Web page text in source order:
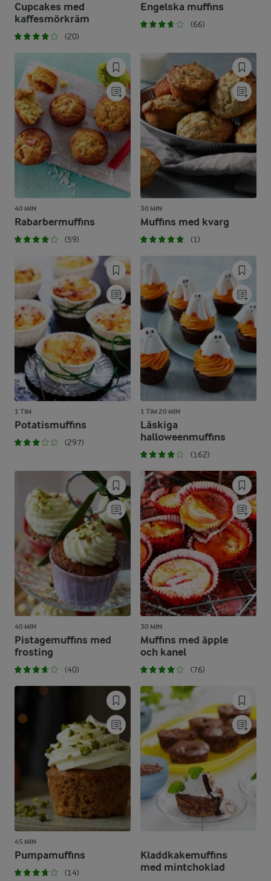
Cupcakes med
kaffesmörkräm
(20)
Engelska muffins
(66)
40 MIN
Rabarbermuffins
(59)
30 MIN
Muffins med kvarg
(1)
1 TIM
Potatismuffins
(297)
1 TIM 20 MIN
Läskiga
halloweenmuffins
(162)
40 MIN
Pistagemuffins med
frosting
(40)
30 MIN
Muffins med äpple
och kanel
(76)
45 MIN
Pumpamuffins
(14)
Kladdkakemuffins
med mintchoklad